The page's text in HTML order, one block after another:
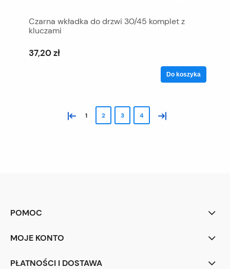
Czarna wkładka do drzwi 30/45 komplet z
kluczami
37,20 zł
Do koszyka
« 1 2 3 4 »
POMOC
MOJE KONTO
PŁATNOŚCI I DOSTAWA